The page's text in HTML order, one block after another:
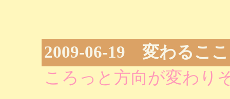
2009-06-19 変わるこ
ころっと方向が変わり